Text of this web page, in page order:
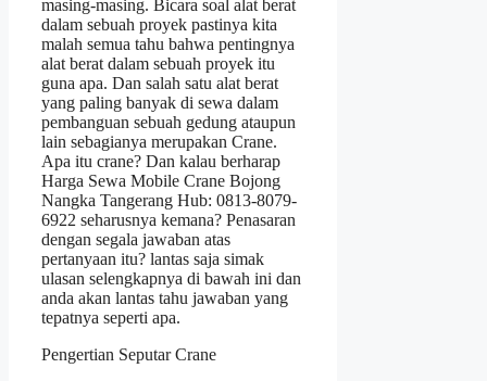
masing-masing. Bicara soal alat berat
dalam sebuah proyek pastinya kita
malah semua tahu bahwa pentingnya
alat berat dalam sebuah proyek itu
guna apa. Dan salah satu alat berat
yang paling banyak di sewa dalam
pembanguan sebuah gedung ataupun
lain sebagianya merupakan Crane.
Apa itu crane? Dan kalau berharap
Harga Sewa Mobile Crane Bojong
Nangka Tangerang Hub: 0813-8079-
6922 seharusnya kemana? Penasaran
dengan segala jawaban atas
pertanyaan itu? lantas saja simak
ulasan selengkapnya di bawah ini dan
anda akan lantas tahu jawaban yang
tepatnya seperti apa.
Pengertian Seputar Crane